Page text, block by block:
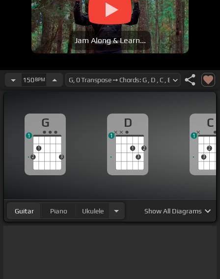
Jam Along & Learn...
150BPM
G
2
1
3
1
D
1
3
2
1
C
3
2
1
Guitar Piano Ukulele ShowAll Diagrams